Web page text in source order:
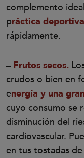
complemento
práctica deportiva
rápidamente.
– Frutos secos.
crudos o bien en
energía y una
cuyo consumo se
disminución del
cardiovascular.
en tus tostadas